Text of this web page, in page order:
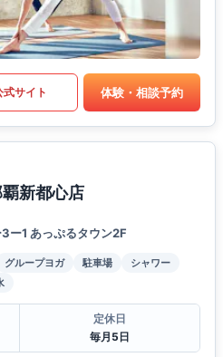
式サイト 体験・相談予約
新都心店
ー1 あっぷるタウン2F
グループヨガ 駐車場
シャワー
定休日
毎月5日